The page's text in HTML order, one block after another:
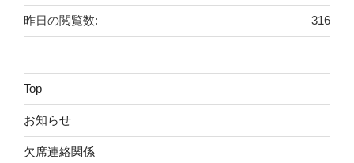
316
昨日の閲覧数:
Top
お知らせ
欠席連絡関係